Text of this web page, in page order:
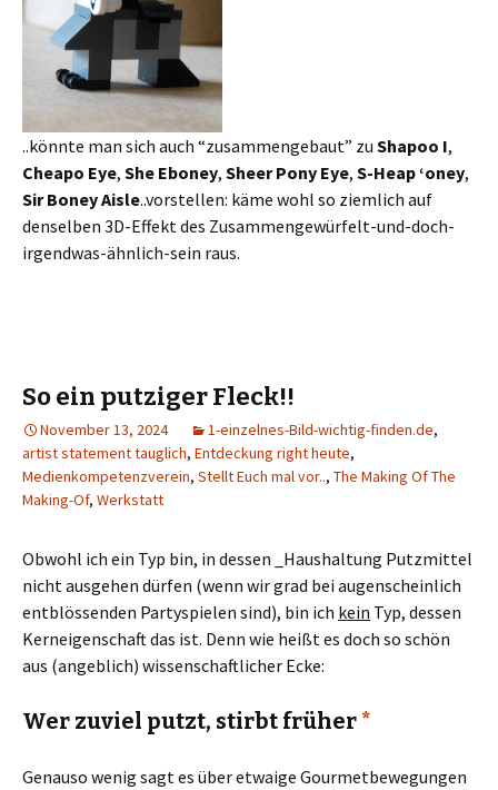
..könnte man sich auch “zusammengebaut” zu Shapoo I,
Cheapo Eye, She Eboney, Sheer Pony Eye, S-Heap ‘oney,
Sir Boney Aisle..vorstellen: käme wohl so ziemlich auf
denselben 3D-Effekt des Zusammengewürfelt-und-doch-
irgendwas-ähnlich-sein raus.
So ein putziger Fleck!!
November 13, 2024 1-einzelnes-Bild-wichtig-finden.de,
artist statement tauglich, Entdeckung right heute,
Medienkompetenzverein, Stellt Euch mal vor.., The Making Of The
Making-Of, Werkstatt
Obwohl ich ein Typ bin, in dessen _Haushaltung Putzmittel
nicht ausgehen dürfen (wenn wir grad bei augenscheinlich
entblössenden Partyspielen sind), bin ich kein Typ, dessen
Kerneigenschaft das ist. Denn wie heißt es doch so schön
aus (angeblich) wissenschaftlicher Ecke:
Wer zuviel putzt, stirbt früher *
Genauso wenig sagt es über etwaige Gourmetbewegungen